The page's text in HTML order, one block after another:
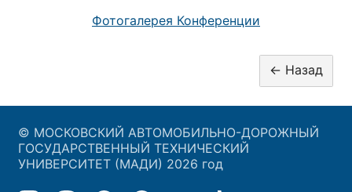
Фотогалерея Конференции
© МОСКОВСКИЙ АВТОМОБИЛЬНО-ДОРОЖНЫЙ
ГОСУДАРСТВЕННЫЙ ТЕХНИЧЕСКИЙ
УНИВЕРСИТЕТ (МАДИ) 2026 год